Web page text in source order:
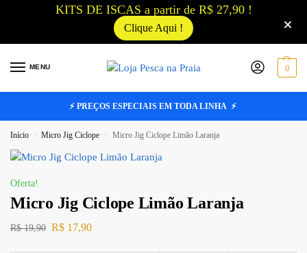
KITS DE ISCAS a partir de R$ 27,90 !
Clique Aqui !
MENU 0
⚡ PREÇOS ESPECIAIS EM TODA LINHA ⚡
Início / Micro Jig Ciclope / Micro Jig Ciclope Limão Laranja
Oferta!
Micro Jig Ciclope Limão Laranja
R$19,90 R$ 17,90